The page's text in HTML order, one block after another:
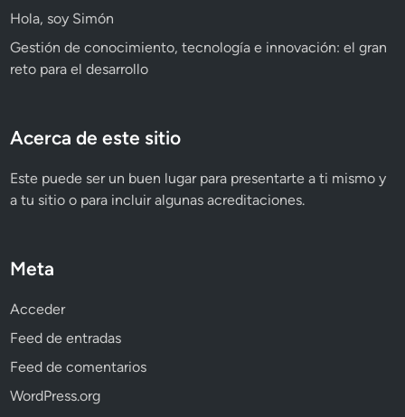
Hola, soy Simón
Gestión de conocimiento, tecnología e innovación: el gran
reto para el desarrollo
Acerca de este sitio
Este puede ser un buen lugar para presentarte a ti mismo y
a tu sitio o para incluir algunas acreditaciones.
Meta
Acceder
Feed de entradas
Feed de comentarios
WordPress.org